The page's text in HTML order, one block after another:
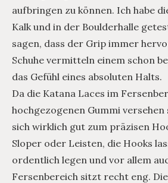
aufbringen zu können. Ich habe
Kalk und in der Boulderhalle
sagen, dass der Grip immer
Schuhe vermitteln einem schon
das Gefühl eines absoluten Halts.
Da die Katana Laces im
hochgezogenen Gummi versehen
sich wirklich gut zum präzisen
Sloper oder Leisten, die Hooks
ordentlich legen und vor allem
Fersenbereich sitzt recht eng.